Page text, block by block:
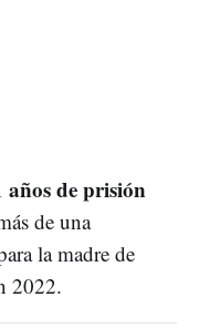
años de prisión
de una
la madre de
2022.